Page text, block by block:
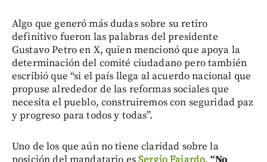
Algo que generó más dudas sobre su retiro
definitivo fueron las palabras del presidente
Gustavo Petro en X, quien mencionó que apoya la
determinación del comité ciudadano pero también
escribió que “si el país llega al acuerdo nacional que
propuse alrededor de las reformas sociales que
necesita el pueblo, construiremos con seguridad paz
y progreso para todos y todas”.
Uno de los que aún no tiene claridad sobre la
posición del mandatario esSergio Fajardo.“No